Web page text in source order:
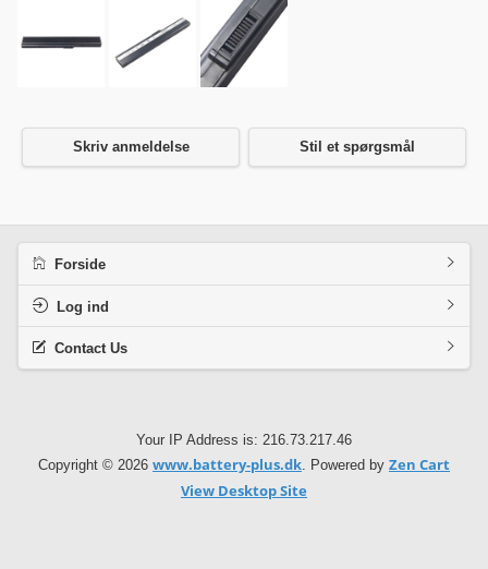
Skriv anmeldelse Stil et spørgsmål
Forside
Log ind
Contact Us
Your IP Address is: 216.73.217.46
Copyright © 2026 www.battery-plus.dk. Powered by Zen Cart
View Desktop Site